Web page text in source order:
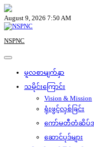
Skip
to
content
August 9, 2026 7:50 AM
NSPNC
မူလစာမျက်နှာ
သမိုင်းကြောင်း
Vision & Mission
ရုံးဖွင့်လှစ်ခြင်း
ကော်မတီတံဆိပ်အ
ဆောင်ပုဒ်များ